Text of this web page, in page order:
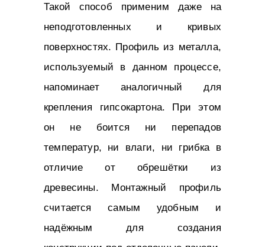
Такой способ применим даже на
неподготовленных и кривых
поверхностях. Профиль из металла,
используемый в данном процессе,
напоминает аналогичный для
крепления гипсокартона. При этом
он не боится ни перепадов
температур, ни влаги, ни грибка в
отличие от обрешётки из
древесины. Монтажный профиль
считается самым удобным и
надёжным для создания